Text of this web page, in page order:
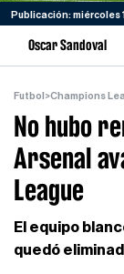
Publicación: miércoles
Oscar Sandoval
Futbol >Champions
No hubo
Arsenal
League
El equipo
quedó